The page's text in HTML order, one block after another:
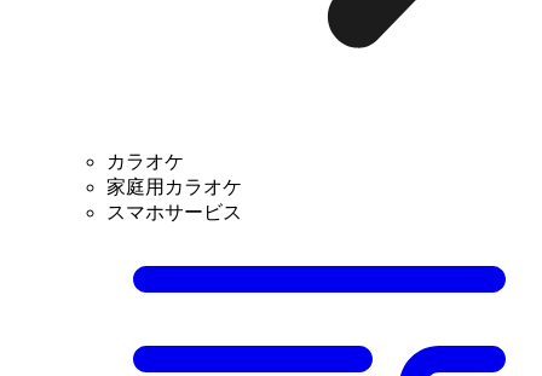
カラオケ
家庭用カラオケ
スマホサービス